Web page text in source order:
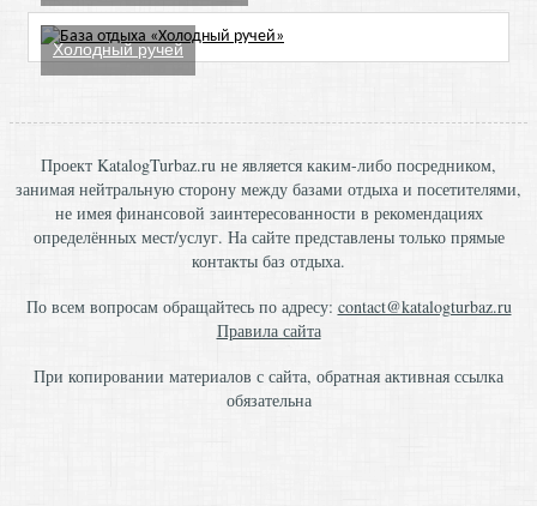
Холодный ручей
Проект KatalogTurbaz.ru не является каким-либо посредником,
занимая нейтральную сторону между базами отдыха и посетителями,
не имея финансовой заинтересованности в рекомендациях
определённых мест/услуг. На сайте представлены только прямые
контакты баз отдыха.
По всем вопросам обращайтесь по адресу: contact@katalogturbaz.ru
Правила сайта
При копировании материалов с сайта, обратная активная ссылка
обязательна